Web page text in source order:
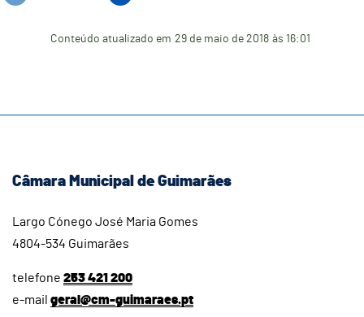
Conteúdo atualizado em 29 de maio de 2018 às 16:01
Câmara Municipal de Guimarães
Largo Cónego José Maria Gomes
4804-534 Guimarães
telefone 253 421 200
e-mail geral@cm-guimaraes.pt